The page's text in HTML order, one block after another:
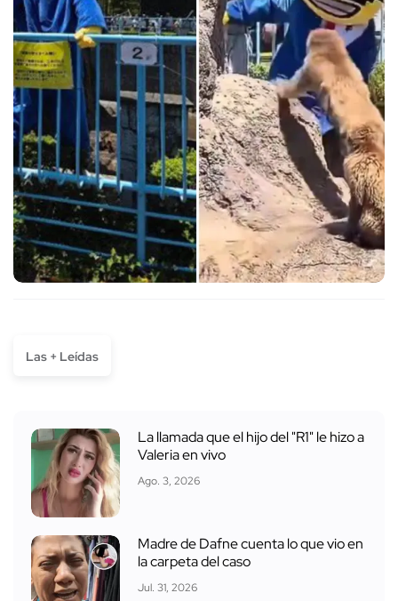
Las + Leídas
La llamada que el hijo del "R1" le hizo a
Valeria en vivo
Ago. 3, 2026
Madre de Dafne cuenta lo que vio en
la carpeta del caso
Jul. 31, 2026